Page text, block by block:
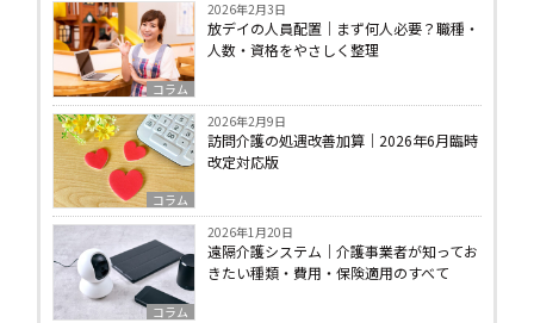
コラム
2026年2月3日
放デイの人員配置｜まず何人必要？職種・
人数・資格をやさしく整理
コラム
2026年2月9日
訪問介護の処遇改善加算｜2026年6月臨時
改定対応版
コラム
2026年1月20日
遠隔介護システム｜介護事業者が知ってお
きたい種類・費用・保険適用のすべて